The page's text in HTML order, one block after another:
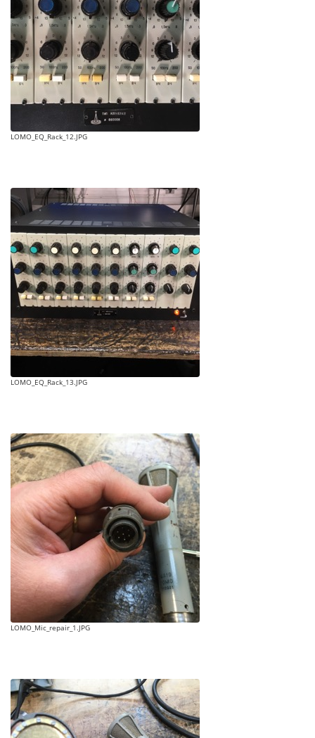
LOMO_EQ_Rack_12.JPG
LOMO_EQ_Rack_13.JPG
LOMO_Mic_repair_1.JPG